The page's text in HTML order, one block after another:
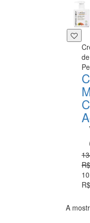
de
R$
R$
A